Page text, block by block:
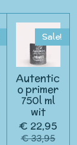
Sale!
Autentic
o primer
750l ml
wit
€ 22,95
€ 33,95